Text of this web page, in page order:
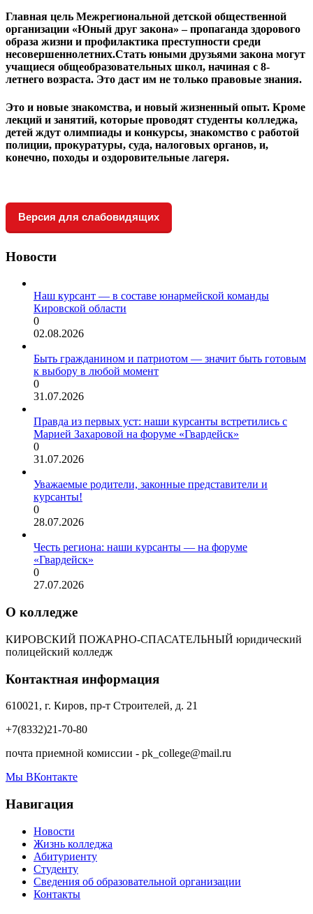
Главная цель Межрегиональной детской общественной
организации «Юный друг закона» – пропаганда здорового
образа жизни и профилактика преступности среди
несовершеннолетних.Стать юными друзьями закона могут
учащиеся общеобразовательных школ, начиная с 8-
летнего возраста. Это даст им не только правовые знания.
Это и новые знакомства, и новый жизненный опыт. Кроме
лекций и занятий, которые проводят студенты колледжа,
детей ждут олимпиады и конкурсы, знакомство с работой
полиции, прокуратуры, суда, налоговых органов, и,
конечно, походы и оздоровительные лагеря.
Версия для слабовидящих
Новости
Наш курсант — в составе юнармейской команды
Кировской области
0
02.08.2026
Быть гражданином и патриотом — значит быть готовым
к выбору в любой момент
0
31.07.2026
Правда из первых уст: наши курсанты встретились с
Марией Захаровой на форуме «Гвардейск»
0
31.07.2026
Уважаемые родители, законные представители и
курсанты!
0
28.07.2026
Честь региона: наши курсанты — на форуме
«Гвардейск»
0
27.07.2026
О колледже
КИРОВСКИЙ ПОЖАРНО-СПАСАТЕЛЬНЫЙ юридический
полицейский колледж
Контактная информация
610021, г. Киров, пр-т Строителей, д. 21
+7(8332)21-70-80
почта приемной комиссии - pk_college@mail.ru
Мы ВКонтакте
Навигация
Новости
Жизнь колледжа
Абитуриенту
Студенту
Сведения об образовательной организации
Контакты